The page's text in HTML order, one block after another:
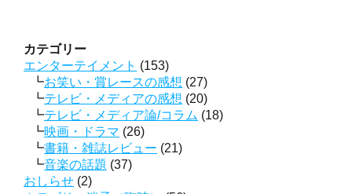
カテゴリー
エンターテイメント (153)
お笑い・賞レースの感想 (27)
テレビ・メディアの感想 (20)
テレビ・メディア論/コラム (18)
映画・ドラマ (26)
書籍・雑誌レビュー (21)
音楽の話題 (37)
おしらせ (2)